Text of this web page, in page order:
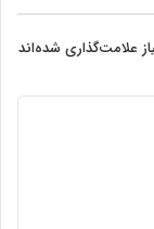
علامت‌گذاری شده‌اند